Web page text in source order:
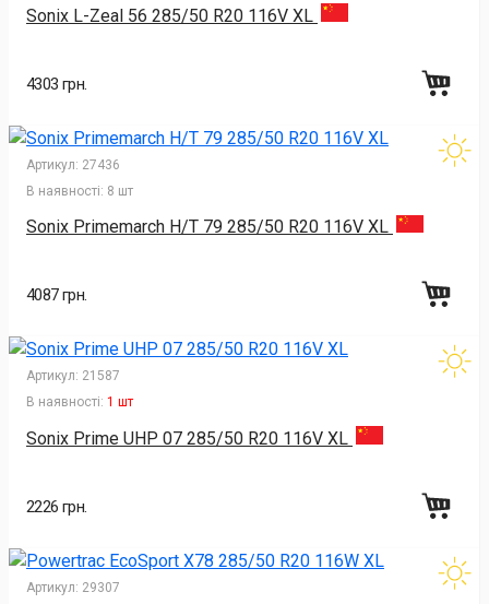
Sonix L-Zeal 56 285/50 R20 116V XL
4303 грн.
Артикул: 27436
В наявності: 8 шт
Sonix Primemarch H/T 79 285/50 R20 116V XL
4087 грн.
Артикул: 21587
В наявності: 1 шт
Sonix Prime UHP 07 285/50 R20 116V XL
2226 грн.
Артикул: 29307